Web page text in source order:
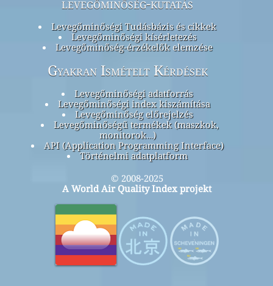
Levegőminőségi Tudásbázis és cikkek
Levegőminőségi kísérletezés
Levegőminőség-érzékelők elemzése
Gyakran Ismételt Kérdések
Levegőminőségi adatforrás
Levegőminőségi index kiszámítása
Levegőminőség előrejelzés
Levegőminőségű termékek (maszkok,
monitorok…)
API (Application Programming Interface)
Történelmi adatplatform
© 2008-2025
A World Air Quality Index projekt